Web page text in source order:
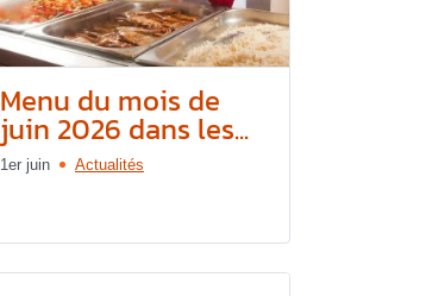
Menu du mois de
juin 2026 dans les...
1er juin Actualités